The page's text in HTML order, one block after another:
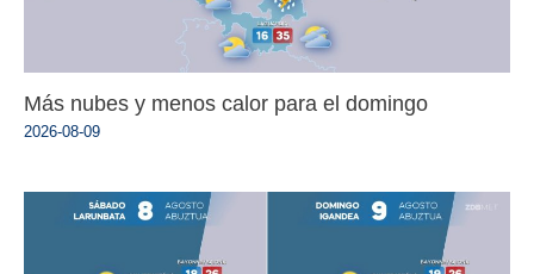
Más nubes y menos calor para el domingo
2026-08-09